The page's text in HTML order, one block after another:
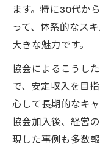
ます。特に30代か
って、体系的なス
大きな魅力です。
協会によるこうし
で、安定収入を目
心して長期的なキ
協会加入後、経営
現した事例も多数